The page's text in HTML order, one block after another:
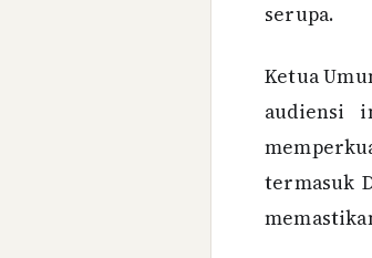
serupa.
Ketua
audiensi
termasuk